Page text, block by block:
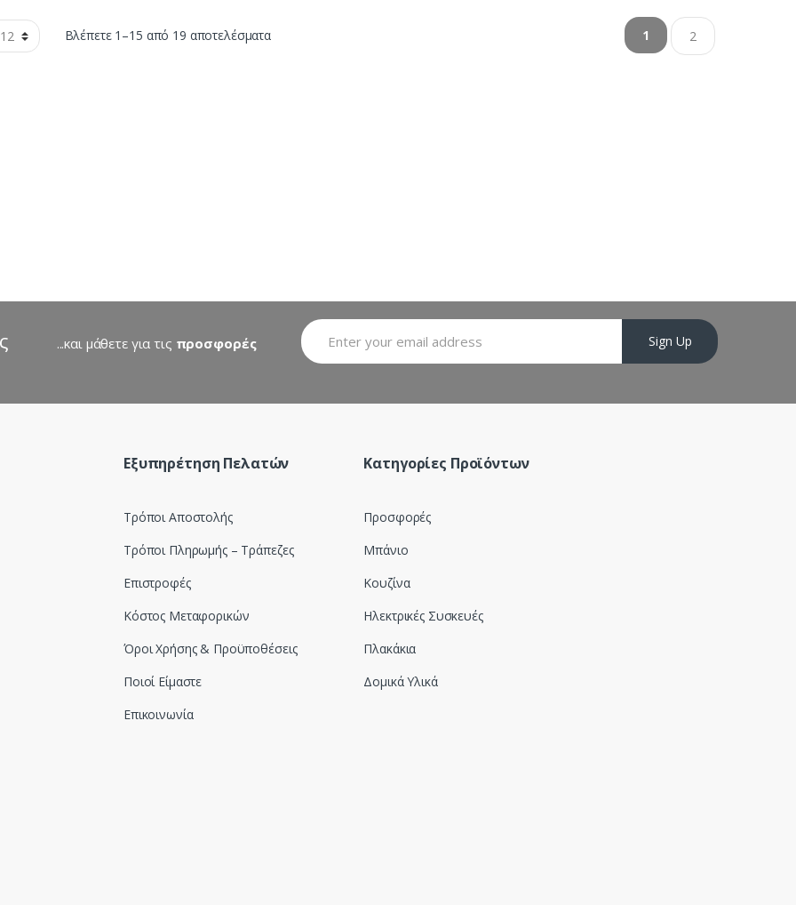
Βλέπετε 1–15 από 19 αποτελέσματαSorted 1 2
...και μάθετε για τις προσφορές Sign Up
Εξυπηρέτηση Πελατών
Τρόποι Αποστολής
Τρόποι Πληρωμής – Τράπεζες
Επιστροφές
Κόστος Μεταφορικών
Όροι Χρήσης & Προϋποθέσεις
Ποιοί Είμαστε
Επικοινωνία
Κατηγορίες Προϊόντων
Προσφορές
Μπάνιο
Κουζίνα
Ηλεκτρικές Συσκευές
Πλακάκια
Δομικά Υλικά